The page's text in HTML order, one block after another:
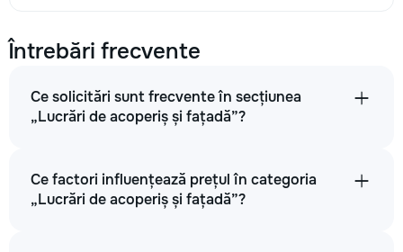
Întrebări frecvente
Ce solicitări sunt frecvente în secțiunea
„Lucrări de acoperiș și fațadă”?
Ce factori influențează prețul în categoria
„Lucrări de acoperiș și fațadă”?